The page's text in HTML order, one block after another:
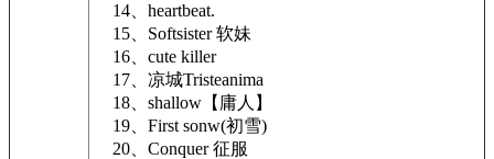
14、heartbeat.
15、Softsister 软妹
16、cute killer
17、凉城Tristeanima
18、shallow【庸人】
19、First sonw(初雪)
20、Conquer 征服